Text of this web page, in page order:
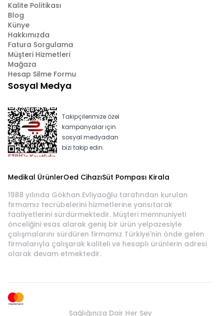
Kalite Politikası
Blog
Künye
Hakkımızda
Fatura Sorgulama
Müşteri Hizmetleri
Mağaza
Hesap Silme Formu
Sosyal Medya
Takipçilerimize özel
kampanyalar için
sosyal medyadan
bizi takip edin.
Medikal ÜrünlerOed CihazıSüt Pompası Kirala
1988 yılında Gökhan Evliyaoğlu tarafından kurulan
firmamız tecrübelerini hizmetlerine yansıtarak
faaliyetlerini sürdürmektedir. Müşteri memnuniyeti
önceliğini esas alarak geniş bir ürün yelpazesiyle
çalışmalarını sürdüren firmamız Türkiye'nin önde gelen
firmalarıyla çalışarak kaliteli ve hesaplı ürünlerin adresi
olarak devam etmektedir.
Sağlığınıza Dair Her Şey